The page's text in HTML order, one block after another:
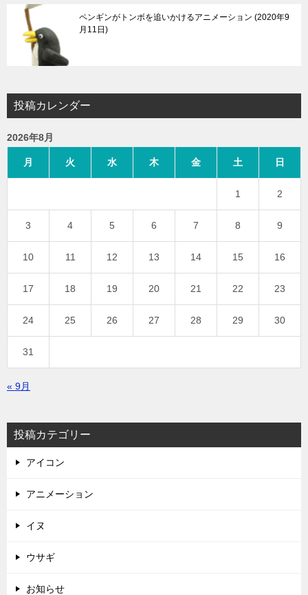
ペンギンがトンボを追いかけるアニメーション 2020年9
月11日
投稿カレンダー
2026年8月
月 火 水 木 金 土 日
1 2
3 4 5 6 7 8 9
10 11 12 13 14 15 16
17 18 19 20 21 22 23
24 25 26 27 28 29 30
31
« 9月
投稿カテゴリー
アイコン
アニメーション
イヌ
ウサギ
お知らせ